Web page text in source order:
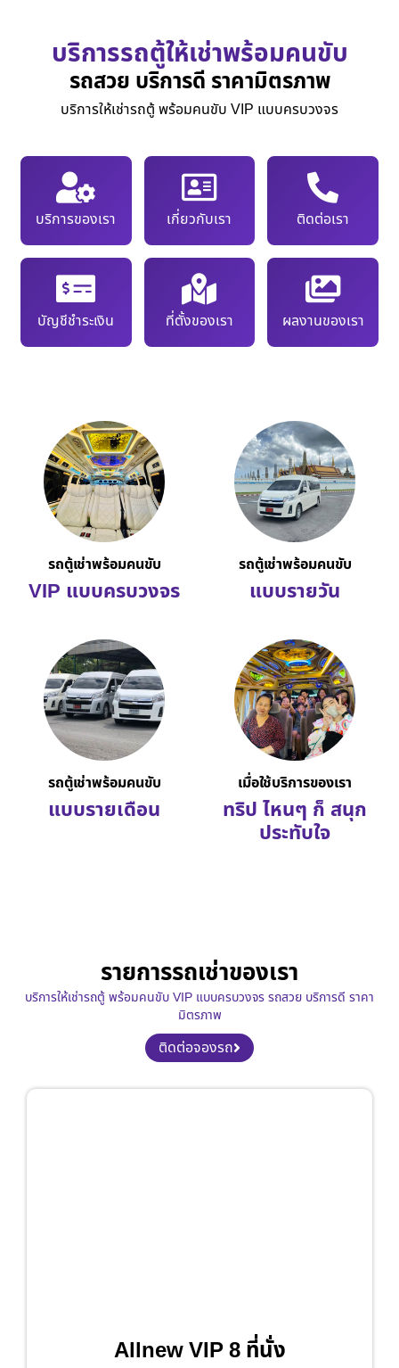
บริการรถตู้ให้เช่าพร้อมคนขับ
รถสวย บริการดี ราคามิตรภาพ
บริการให้เช่ารถตู้ พร้อมคนขับ VIP แบบครบวงจร
บริการของเรา เกี่ยวกับเรา ติดต่อเรา
บัญชีชำระเงิน ที่ตั้งของเรา ผลงานของเรา
รถตู้เช่าพร้อมคนขับ
VIP แบบครบวงจร
รถตู้เช่าพร้อมคนขับ
แบบรายวัน
รถตู้เช่าพร้อมคนขับ
แบบรายเดือน
เมื่อใช้บริการของเรา
ทริป ไหนๆ ก็ สนุก
ประทับใจ
รายการรถเช่าของเรา
บริการให้เช่ารถตู้ พร้อมคนขับ VIP แบบครบวงจร รถสวย บริการดี ราคา
มิตรภาพ
ติดต่อจองรถ
Allnew VIP 8 ที่นั่ง